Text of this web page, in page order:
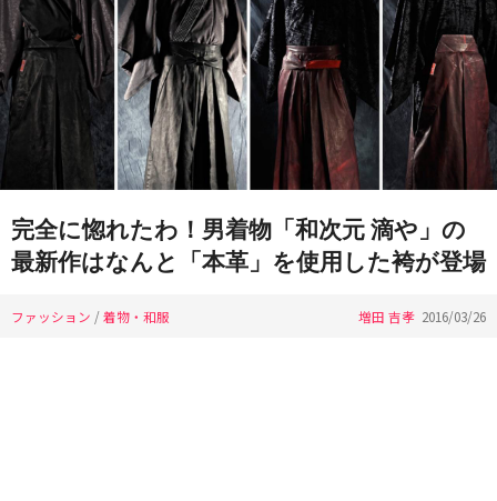
完全に惚れたわ！男着物「和次元 滴や」の
最新作はなんと「本革」を使用した袴が登場
ファッション /着物・和服 増田 吉孝 2016/03/26